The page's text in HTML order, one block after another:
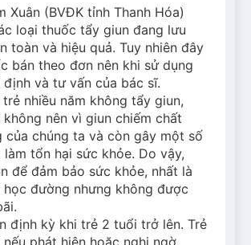
Xuân (BVĐK tỉnh Thanh Hóa)
loại thuốc tẩy giun đang lưu
toàn và hiệu quả. Tuy nhiên đây
bán theo đơn nên khi sử dụng
và tư vấn của bác sĩ.
nhiều năm không tẩy giun,
nên vì giun chiếm chất
của chúng ta và còn gây một số
làm tổn hại sức khỏe. Do vậy,
để đảm bảo sức khỏe, nhất là
đường nhưng không được
định kỳ khi trẻ 2 tuổi trở lên. Trẻ
phát hiện hoặc nghi ngờ